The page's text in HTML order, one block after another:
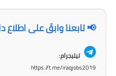
📢 تابعنا وابقَ على اطلاع
تيليجرام:
https://t.me/iraqjobs2019